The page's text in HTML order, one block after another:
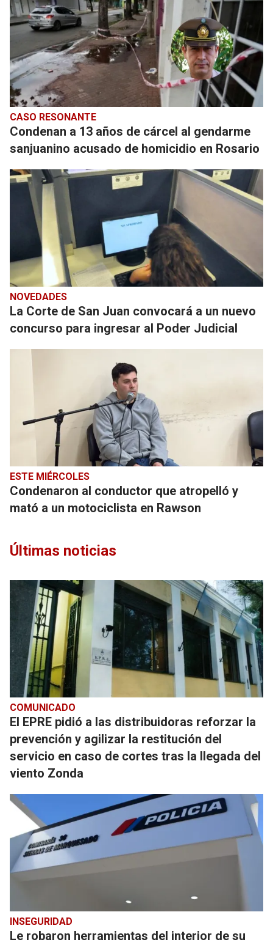
CASO RESONANTE
Condenan a 13 años de cárcel al gendarme
sanjuanino acusado de homicidio en Rosario
NOVEDADES
La Corte de San Juan convocará a un nuevo
concurso para ingresar al Poder Judicial
ESTE MIÉRCOLES
Condenaron al conductor que atropelló y
mató a un motociclista en Rawson
Últimas noticias
COMUNICADO
El EPRE pidió a las distribuidoras reforzar la
prevención y agilizar la restitución del
servicio en caso de cortes tras la llegada del
viento Zonda
INSEGURIDAD
Le robaron herramientas del interior de su